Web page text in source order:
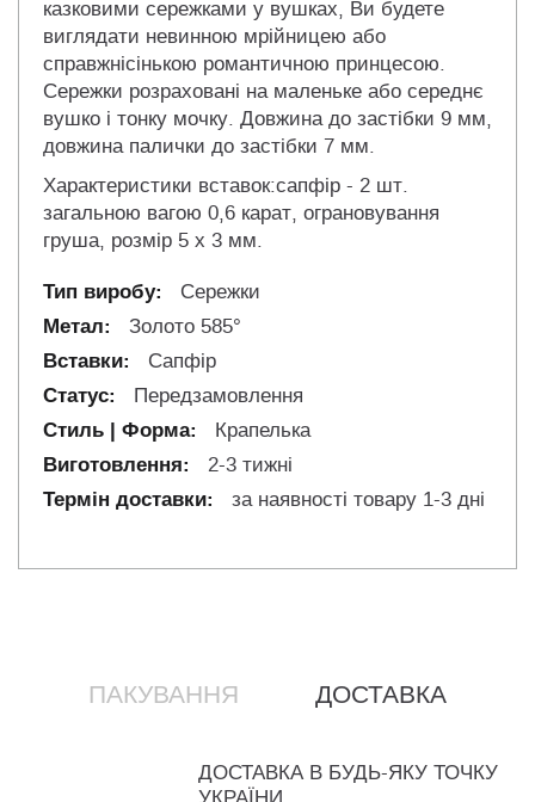
казковими сережками у вушках, Ви будете
виглядати невинною мрійницею або
справжнісінькою романтичною принцесою.
Сережки розраховані на маленьке або середнє
вушко і тонку мочку. Довжина до застібки 9 мм,
довжина палички до застібки 7 мм.
Характеристики вставок:сапфір - 2 шт.
загальною вагою 0,6 карат, ограновування
груша, розмір 5 х 3 мм.
Сережки
Золото 585°
Сапфір
Передзамовлення
Крапелька
2-3 тижні
за наявності товару 1-3 дні
ПАКУВАННЯ ДОСТАВКА
ДОСТАВКА В БУДЬ-ЯКУ ТОЧКУ